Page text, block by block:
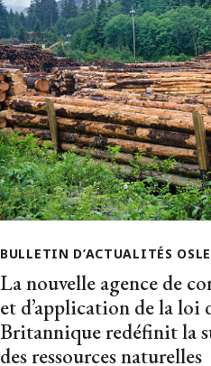
BULLETIN D’ACTUALITÉS
La nouvelle agence de
et d’application de la loi
Britannique redéfinit la
des ressources naturelles